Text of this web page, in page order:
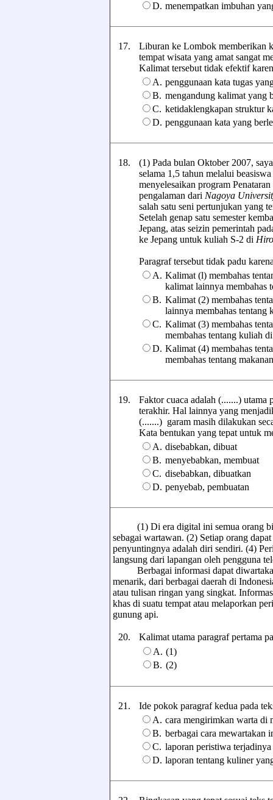
D. menempatkan imbuhan
17.
Liburan ke Lombok memberikan
tempat wisata yang amat sangat
Kalimat tersebut tidak efektif
A. penggunaan kata tugas
B. mengandung kalimat yang
C. ketidaklengkapan struktur
D. penggunaan kata yang
18.
(1) Pada bulan Oktober 2007,
selama 1,5 tahun melalui
menyelesaikan program
pengalaman dari Nagoya
salah satu seni pertunjukan yang
Setelah genap satu semester
Jepang, atas seizin pemerintah
ke Jepang untuk kuliah S-2 di
Paragraf tersebut tidak padu
A. Kalimat (l) membahas
kalimat lainnya membahas
B. Kalimat (2) membahas
lainnya membahas tentang
C. Kalimat (3) membahas
membahas tentang kuliah
D. Kalimat (4) membahas
membahas tentang
19.
Faktor cuaca adalah (.......) utama
terakhir. Hal lainnya yang
(.......) garam masih dilakukan
Kata bentukan yang tepat untuk
A. disebabkan, dibuat
B. menyebabkan, membuat
C. disebabkan, dibuatkan
D. penyebab, pembuatan
(1) Di era digital ini semua orang
sebagai wartawan. (2) Setiap orang
penyuntingnya adalah diri sendiri. (4)
langsung dari lapangan oleh pengguna
Berbagai informasi dapat
menarik, dari berbagai daerah di
atau tulisan ringan yang singkat.
khas di suatu tempat atau melaporkan
gunung api.
20.
Kalimat utama paragraf pertama
A. (1)
B. (2)
21.
Ide pokok paragraf kedua pada
A. cara mengirimkan warta di
B. berbagai cara mewartakan
C. laporan peristiwa terjadinya
D. laporan tentang kuliner